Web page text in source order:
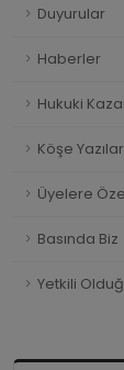
Duyurular
Haberler
Hukuki
Köşe
Üyelere
Basında Biz
Yetkili